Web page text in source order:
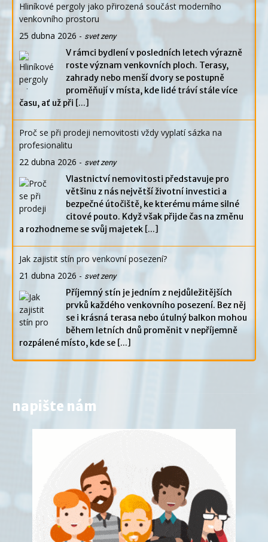
Hliníkové pergoly jako přirozená součást moderního
venkovního prostoru
25 dubna 2026 - svet zeny
V rámci bydlení v posledních letech výrazně
roste význam venkovních ploch. Terasy,
zahrady nebo menší dvory se postupně
proměňují v místa, kde lidé tráví stále více
času, ať už při [...]
Proč se při prodeji nemovitosti vždy vyplatí sázka na
profesionalitu
22 dubna 2026 - svet zeny
Vlastnictví nemovitosti představuje pro
většinu z nás největší životní investici a
bezpečné útočiště, ke kterému máme silné
citové pouto. Když však přijde čas na změnu
a rozhodneme se svůj majetek [...]
Jak zajistit stín pro venkovní posezení?
21 dubna 2026 - svet zeny
Příjemný stín je jedním z nejdůležitějších
prvků každého venkovního posezení. Bez něj
se i krásná terasa nebo útulný balkon mohou
během letních dnů proměnit v nepříjemně
rozpálené místo, kde se [...]
napište nám